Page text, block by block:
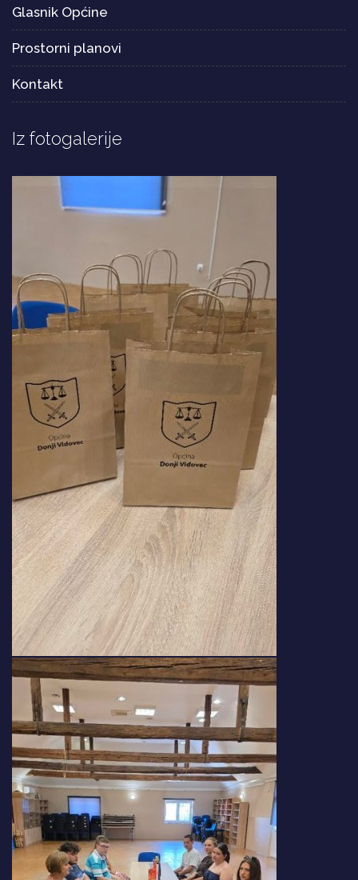
Glasnik Općine
Prostorni planovi
Kontakt
Iz fotogalerije